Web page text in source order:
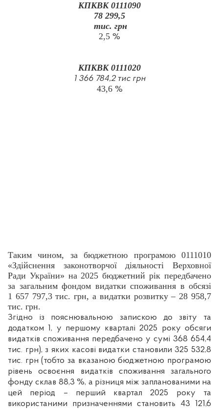
КПКВК 0111090
78 299,5
тис. грн
2,5 %
КПКВК 0111020
1 366 784,2 тис грн
43,6 %
Таким чином, за бюджетною програмою 0111010
«Здійснення законотворчої діяльності Верховної
Ради України» на 2025 бюджетний рік передбачено
за загальним фондом видатки споживання в обсязі
1 657 797,3 тис. грн, а видатки розвитку – 28 958,7
тис. грн.
Згідно із пояснювальною запискою до звіту та
додатком 1, у першому кварталі 2025 року обсяги
видатків споживання передбачено у сумі 368 654,4
тис. грн), з яких касові видатки становили 325 532,8
тис. грн(тобто за вказаною бюджетною програмою
рівень освоєння видатків споживання загального
фонду склав 88,3 %, а різниця між запланованими на
цей період – перший квартал 2025 року та
використаними призначеннями становить 43 121,6